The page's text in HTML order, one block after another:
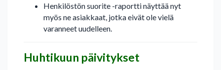
Henkilöstön suorite -raportti näyttää nyt
myös ne asiakkaat, jotka eivät ole vielä
varanneet uudelleen.
Huhtikuun päivitykset